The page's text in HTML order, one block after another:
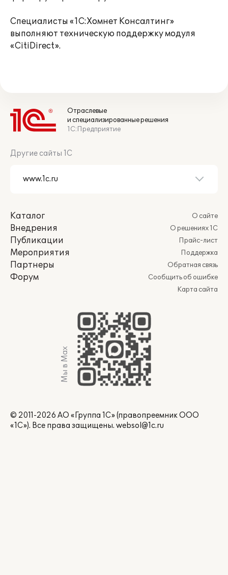
Специалисты «1С:Хомнет Консалтинг»
выполняют техническую поддержку модуля
«CitiDirect».
Отраслевые
и специализированные решения
1С:Предприятие
Другие сайты 1С
Каталог
Внедрения
Публикации
Мероприятия
Партнеры
Форум
О сайте
О решениях 1С
Прайс-лист
Поддержка
Обратная связь
Сообщить об ошибке
Карта сайта
Мы в Max
© 2011-2026 АО «Группа 1С» (правопреемник ООО
«1С»). Все права защищены. websol@1c.ru